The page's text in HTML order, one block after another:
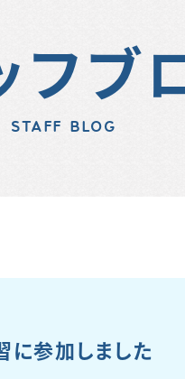
フブ
STAFF BLOG
参加しました